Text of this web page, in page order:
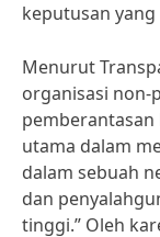
keputusan
Menurut
organisasi non-
utama dalam
dalam sebuah
dan
tinggi.” Oleh